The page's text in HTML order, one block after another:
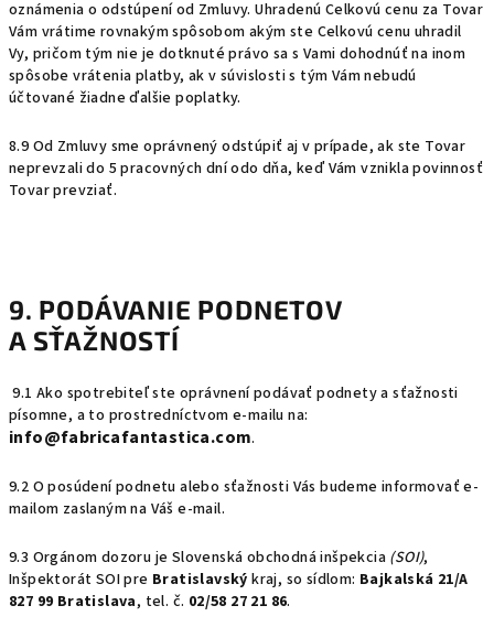
oznámenia o odstúpení od Zmluvy. Uhradenú Celkovú cenu za Tovar
Vám vrátime rovnakým spôsobom akým ste Celkovú cenu uhradil
Vy, pričom tým nie je dotknuté právo sa s Vami dohodnúť na inom
spôsobe vrátenia platby, ak v súvislosti s tým Vám nebudú
účtované žiadne ďalšie poplatky.
8.9 Od Zmluvy sme oprávnený odstúpiť aj v prípade, ak ste Tovar
neprevzali do 5 pracovných dní odo dňa, keď Vám vznikla povinnosť
Tovar prevziať.
9. PODÁVANIE PODNETOV
A SŤAŽNOSTÍ
9.1 Ako spotrebiteľ ste oprávnení podávať podnety a sťažnosti
písomne, a to prostredníctvom e-mailu na:
info@fabricafantastica.com.
9.2 O posúdení podnetu alebo sťažnosti Vás budeme informovať e-
mailom zaslaným na Váš e-mail.
9.3 Orgánom dozoru je Slovenská obchodná inšpekcia (SOI),
Inšpektorát SOI pre Bratislavskýkraj, so sídlom: Bajkalská 21/A
827 99 Bratislava, tel. č. 02/58 27 21 86.